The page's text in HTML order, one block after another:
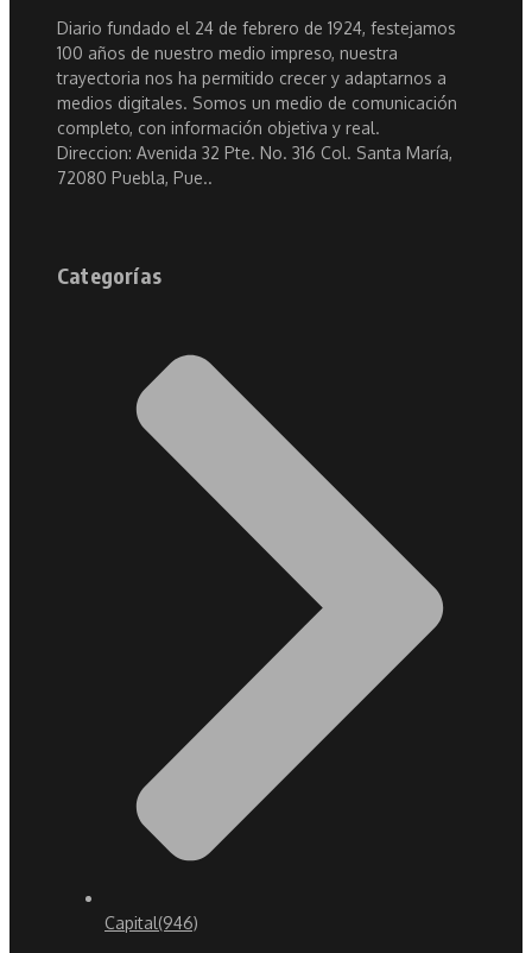
Diario fundado el 24 de febrero de 1924, festejamos
100 años de nuestro medio impreso, nuestra
trayectoria nos ha permitido crecer y adaptarnos a
medios digitales. Somos un medio de comunicación
completo, con información objetiva y real.
Direccion: Avenida 32 Pte. No. 316 Col. Santa María,
72080 Puebla, Pue..
Categorías
Capital(946)